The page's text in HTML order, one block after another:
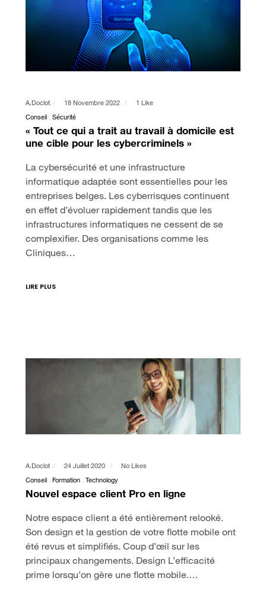
A.doclot 18 Novembre 2022 1 Like
Conseil Sécurité
« Tout ce qui a trait au travail à domicile est
une cible pour les cybercriminels »
La cybersécurité et une infrastructure
informatique adaptée sont essentielles pour les
entreprises belges. Les cyberrisques continuent
en effet d’évoluer rapidement tandis que les
infrastructures informatiques ne cessent de se
complexifier. Des organisations comme les
Cliniques…
LIRE PLUS
A.doclot 24 Juillet 2020 No Likes
Conseil Formation Technology
Nouvel espace client Pro en ligne
Notre espace client a été entièrement relooké.
Son design et la gestion de votre flotte mobile ont
été revus et simplifiés. Coup d’œil sur les
principaux changements. Design L’efficacité
prime lorsqu’on gère une flotte mobile.…